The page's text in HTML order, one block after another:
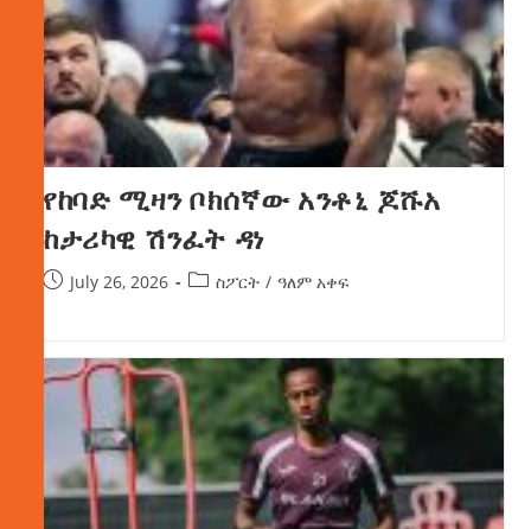
የከባድ ሚዛን ቦክሰኛው አንቶኒ ጆሹአ
ከታሪካዊ ሽንፈት ዳነ
July 26, 2026 ስፖርት / ዓለም አቀፍ